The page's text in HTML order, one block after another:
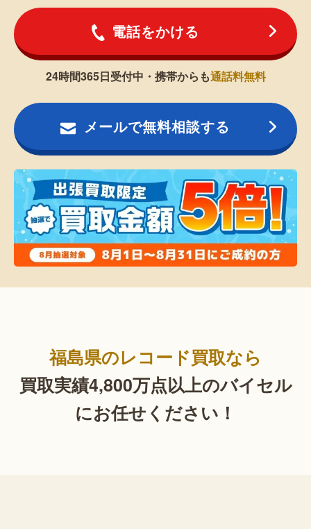
電話をかける
24時間365日受付中・携帯からも通話料無料
メールで無料相談する
福島県のレコード買取なら
買取実績4,800万点以上のバイセル
にお任せください！